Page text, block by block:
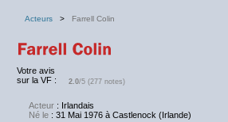
Acteurs > Farrell Colin
Votre avis
sur la VF :
2.0/5 (277 notes)
Acteur : Irlandais
Né le : 31 Mai 1976 à Castlenock (Irlande)